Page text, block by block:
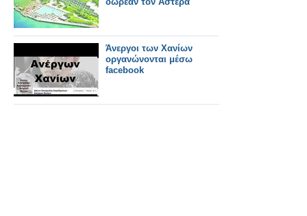
Άνεργοι των Χανίων
οργανώνονται μέσω
facebook